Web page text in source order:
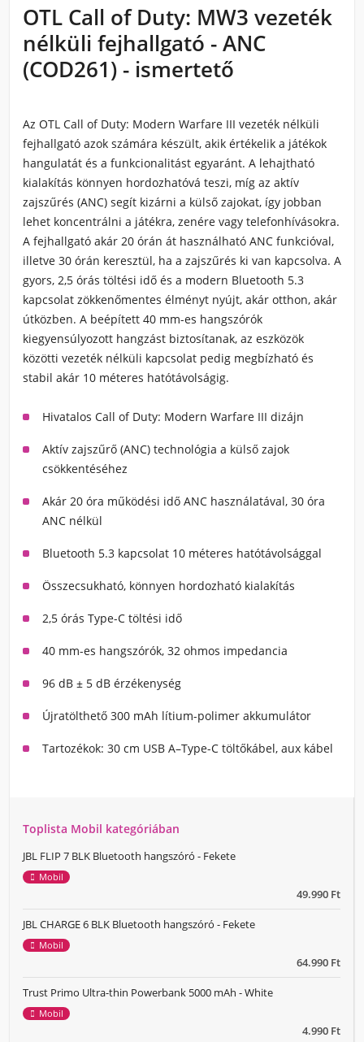
OTL Call of Duty: MW3 vezeték
nélküli fejhallgató - ANC
(COD261) - ismertető
Az OTL Call of Duty: Modern Warfare III vezeték nélküli
fejhallgató azok számára készült, akik értékelik a játékok
hangulatát és a funkcionalitást egyaránt. A lehajtható
kialakítás könnyen hordozhatóvá teszi, míg az aktív
zajszűrés (ANC) segít kizárni a külső zajokat, így jobban
lehet koncentrálni a játékra, zenére vagy telefonhívásokra.
A fejhallgató akár 20 órán át használható ANC funkcióval,
illetve 30 órán keresztül, ha a zajszűrés ki van kapcsolva. A
gyors, 2,5 órás töltési idő és a modern Bluetooth 5.3
kapcsolat zökkenőmentes élményt nyújt, akár otthon, akár
útközben. A beépített 40 mm-es hangszórók
kiegyensúlyozott hangzást biztosítanak, az eszközök
közötti vezeték nélküli kapcsolat pedig megbízható és
stabil akár 10 méteres hatótávolságig.
Hivatalos Call of Duty: Modern Warfare III dizájn
Aktív zajszűrő (ANC) technológia a külső zajok
csökkentéséhez
Akár 20 óra működési idő ANC használatával, 30 óra
ANC nélkül
Bluetooth 5.3 kapcsolat 10 méteres hatótávolsággal
Összecsukható, könnyen hordozható kialakítás
2,5 órás Type-C töltési idő
40 mm-es hangszórók, 32 ohmos impedancia
96 dB ± 5 dB érzékenység
Újratölthető 300 mAh lítium-polimer akkumulátor
Tartozékok: 30 cm USB A–Type-C töltőkábel, aux kábel
Toplista Mobil kategóriában
49.990 Ft
JBL FLIP 7 BLK Bluetooth hangszóró - Fekete
Mobil
64.990 Ft
JBL CHARGE 6 BLK Bluetooth hangszóró - Fekete
Mobil
4.990 Ft
Trust Primo Ultra-thin Powerbank 5000 mAh - White
Mobil